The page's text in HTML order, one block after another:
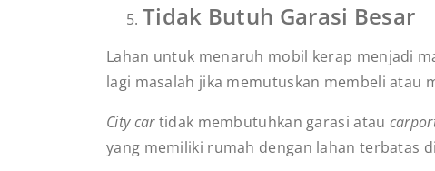
Tidak Butuh Garasi Besar
Lahan untuk menaruh mobil kerap menjadi
lagi masalah jika memutuskan membeli atau
City cartidak membutuhkan garasi atau
yang memiliki rumah dengan lahan terbatas